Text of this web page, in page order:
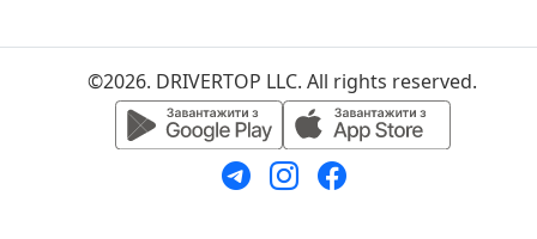
©2026. DRIVERTOP LLC. All rights reserved.